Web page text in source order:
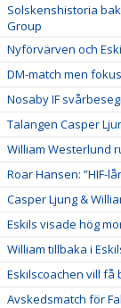
Solskenshistoria
Group
Nyförvärven och
DM-match men
Nosaby IF
Talangen Casper
William Westerlund
Roar Hansen: ”HIF-
Casper Ljung &
Eskils visade hög
William tillbaka i
Eskilscoachen vill få
Avskedsmatch för